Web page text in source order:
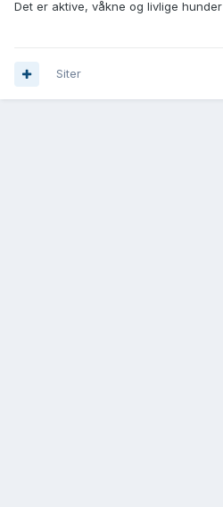
Det er aktive, våkne og livlige hunder
Siter